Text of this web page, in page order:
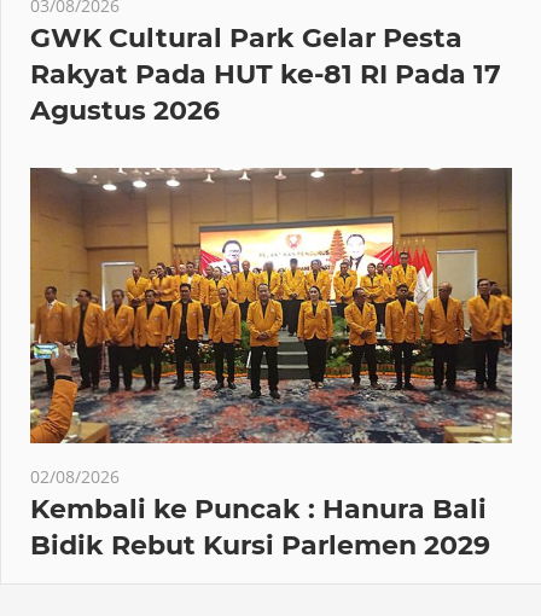
03/08/2026
GWK Cultural Park Gelar Pesta
Rakyat Pada HUT ke-81 RI Pada 17
Agustus 2026
02/08/2026
Kembali ke Puncak : Hanura Bali
Bidik Rebut Kursi Parlemen 2029